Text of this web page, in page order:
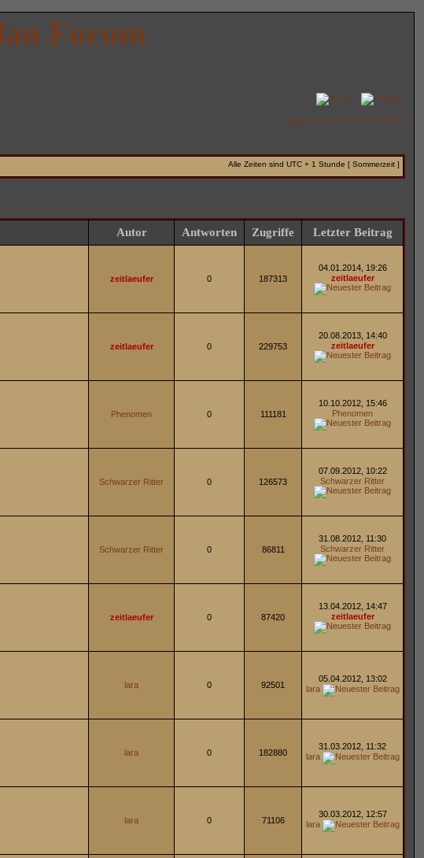
Forum
FAQ Suche
Aktuelle Zeit: 07.08.2026, 06:08
Alle Zeiten sind UTC + 1 Stunde [ Sommerzeit ]
Autor Antworten Zugriffe Letzter Beitrag
zeitlaeufer 0 187313
04.01.2014, 19:26
zeitlaeufer
zeitlaeufer 0 229753
20.08.2013, 14:40
zeitlaeufer
Phenomen 0 111181
10.10.2012, 15:46
Phenomen
Schwarzer Ritter 0 126573
07.09.2012, 10:22
Schwarzer Ritter
Schwarzer Ritter 0 86811
31.08.2012, 11:30
Schwarzer Ritter
zeitlaeufer 0 87420
13.04.2012, 14:47
zeitlaeufer
lara 0 92501
05.04.2012, 13:02
lara
lara 0 182880
31.03.2012, 11:32
lara
lara 0 71106
30.03.2012, 12:57
lara